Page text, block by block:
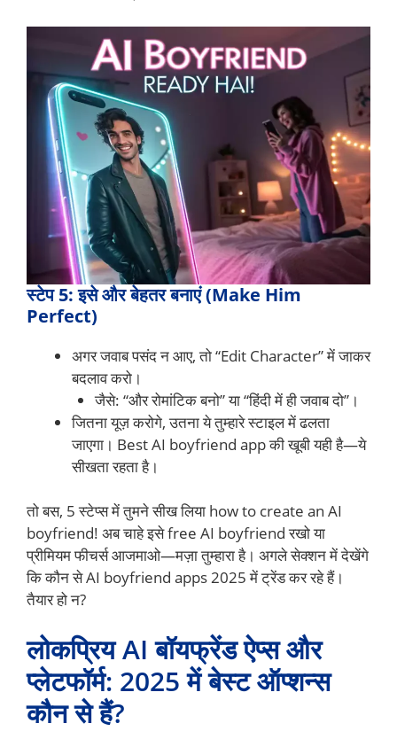
स्टेप 5: इसे और बेहतर बनाएं (Make Him
Perfect)
अगर जवाब पसंद न आए, तो “Edit Character” में जाकर
बदलाव करो।
जैसे: “और रोमांटिक बनो” या “हिंदी में ही जवाब दो”।
जितना यूज़ करोगे, उतना ये तुम्हारे स्टाइल में ढलता
जाएगा। Best AI boyfriend app की खूबी यही है—ये
सीखता रहता है।
तो बस, 5 स्टेप्स में तुमने सीख लिया how to create an AI
boyfriend! अब चाहे इसे free AI boyfriend रखो या
प्रीमियम फीचर्स आजमाओ—मज़ा तुम्हारा है। अगले सेक्शन में देखेंगे
कि कौन से AI boyfriend apps 2025 में ट्रेंड कर रहे हैं।
तैयार हो न?
लोकप्रिय AI बॉयफ्रेंड ऐप्स और
प्लेटफॉर्म: 2025 में बेस्ट ऑप्शन्स
कौन से हैं?